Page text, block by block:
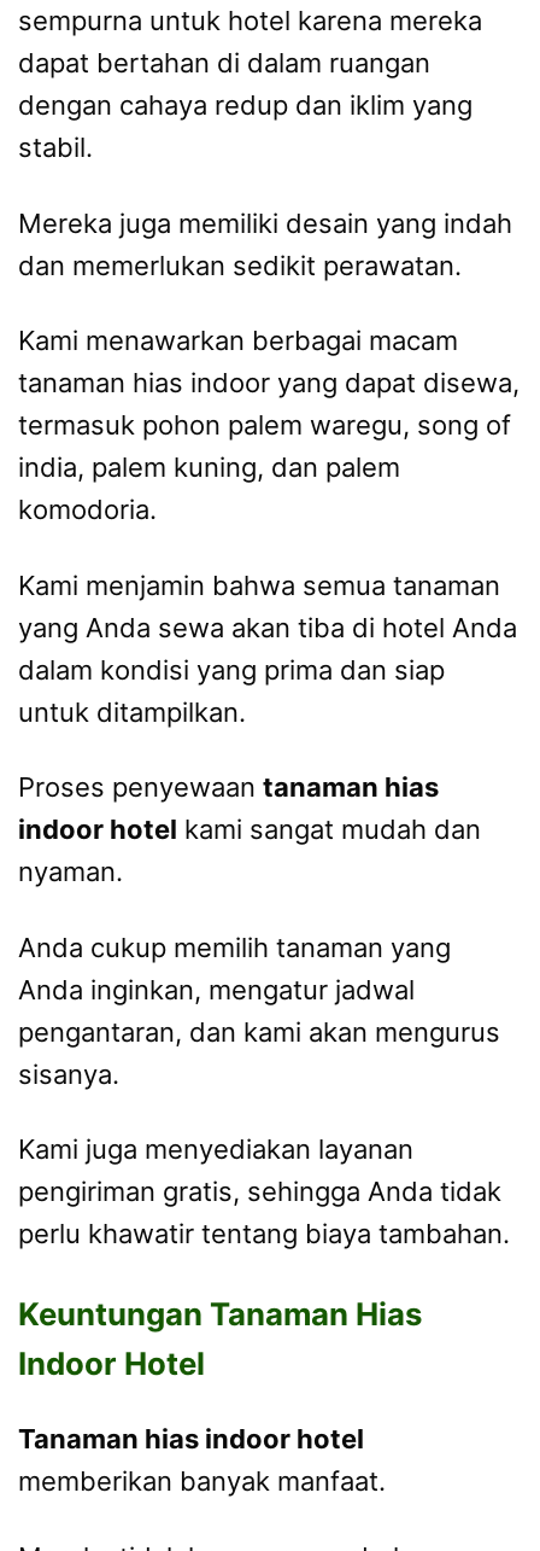
sempurna untuk hotel karena mereka
dapat bertahan di dalam ruangan
dengan cahaya redup dan iklim yang
stabil.
Mereka juga memiliki desain yang indah
dan memerlukan sedikit perawatan.
Kami menawarkan berbagai macam
tanaman hias indoor yang dapat disewa,
termasuk pohon palem waregu, song of
india, palem kuning, dan palem
komodoria.
Kami menjamin bahwa semua tanaman
yang Anda sewa akan tiba di hotel Anda
dalam kondisi yang prima dan siap
untuk ditampilkan.
Proses penyewaan tanaman hias
indoor hotel kami sangat mudah dan
nyaman.
Anda cukup memilih tanaman yang
Anda inginkan, mengatur jadwal
pengantaran, dan kami akan mengurus
sisanya.
Kami juga menyediakan layanan
pengiriman gratis, sehingga Anda tidak
perlu khawatir tentang biaya tambahan.
Keuntungan Tanaman Hias
Indoor Hotel
Tanaman hias indoor hotel
memberikan banyak manfaat.